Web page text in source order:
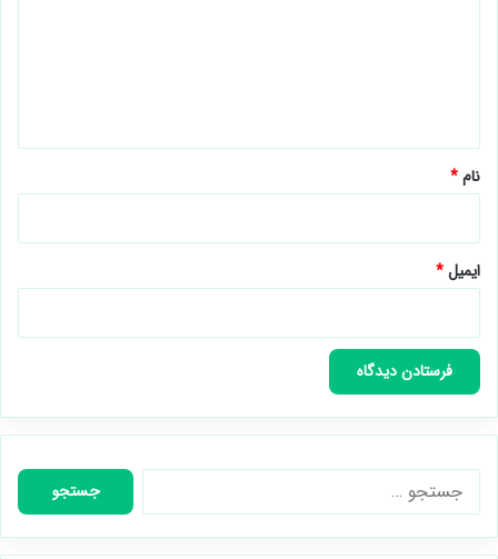
نام*
ایمیل*
جستجو
برای: